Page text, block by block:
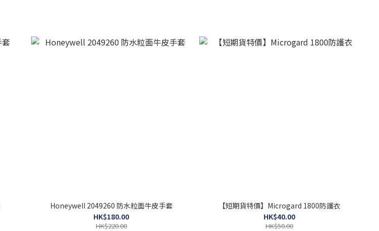
Honeywell 2049260 防水粒面牛皮手套
HK$180.00
HK$220.00
【短期貨特價】Microgard 1800防護衣
HK$40.00
HK$50.00